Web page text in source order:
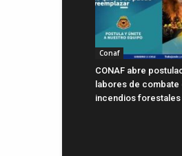
Conaf
CONAF abre
labores de combate
incendios forestales